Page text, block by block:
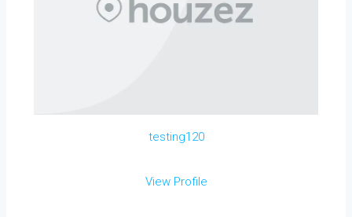
testing120
View Profile